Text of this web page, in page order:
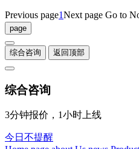
Previous page1Next page Go to
综合咨询 返回顶部
综合咨询
3分钟报价，1小时上线
今日不提醒